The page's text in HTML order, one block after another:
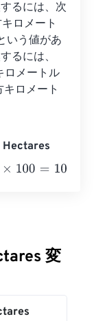
るには、次
ロメート
いう値があ
るには、
ロメートル
ロメート
Hectares
1000 Hectares
変